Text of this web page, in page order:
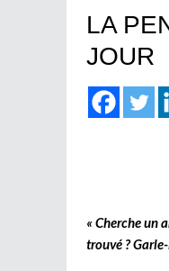
LA
JOUR
« Cherche un
trouvé ?